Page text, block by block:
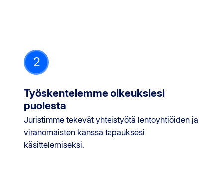
2
Työskentelemme oikeuksiesi
puolesta
Juristimme tekevät yhteistyötä lentoyhtiöiden ja
viranomaisten kanssa tapauksesi
käsittelemiseksi.